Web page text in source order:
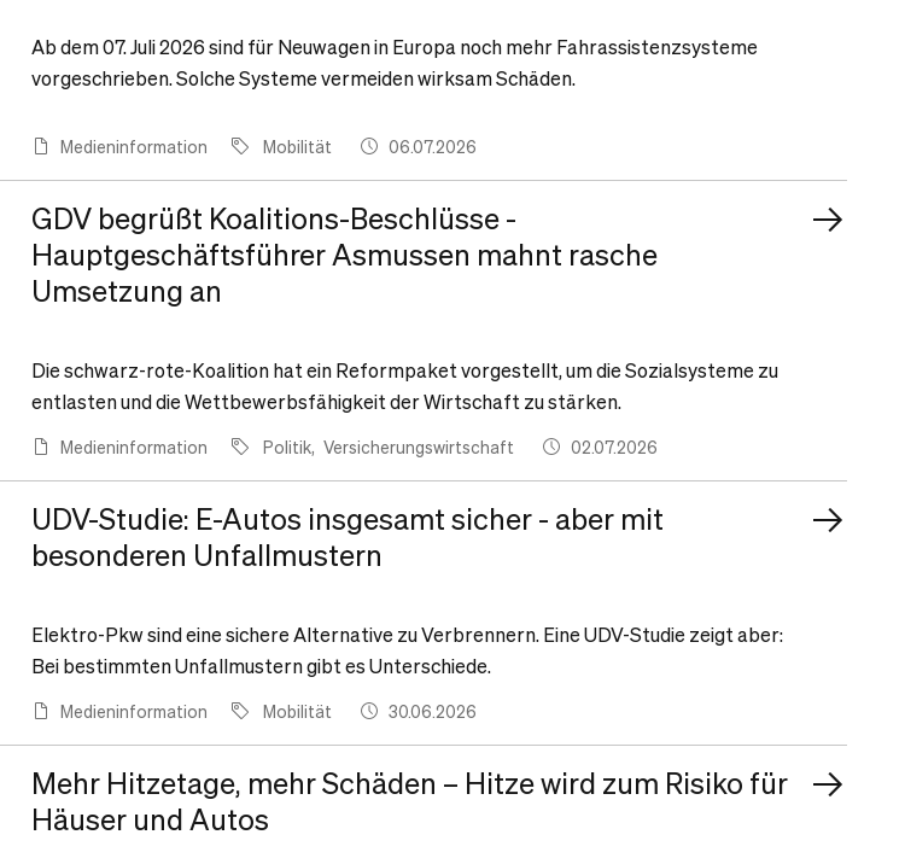
Ab dem 07. Juli 2026 sind für Neuwagen in Europa noch mehr Fahrassistenzsysteme
vorgeschrieben. Solche Systeme vermeiden wirksam Schäden.
Medieninformation Mobilität 06.07.2026
GDV begrüßt Koalitions-Beschlüsse -
Hauptgeschäftsführer Asmussen mahnt rasche
Umsetzung an
Die schwarz-rote-Koalition hat ein Reformpaket vorgestellt, um die Sozialsysteme zu
entlasten und die Wettbewerbsfähigkeit der Wirtschaft zu stärken.
Medieninformation Politik Versicherungswirtschaft 02.07.2026
UDV-Studie: E-Autos insgesamt sicher - aber mit
besonderen Unfallmustern
Elektro-Pkw sind eine sichere Alternative zu Verbrennern. Eine UDV-Studie zeigt aber:
Bei bestimmten Unfallmustern gibt es Unterschiede.
Medieninformation Mobilität 30.06.2026
Mehr Hitzetage, mehr Schäden – Hitze wird zum Risiko für
Häuser und Autos